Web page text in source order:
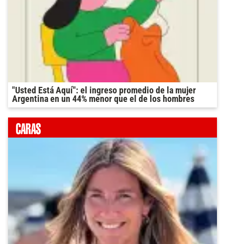
"Usted Está Aquí": el ingreso promedio de la mujer
Argentina en un 44% menor que el de los hombres